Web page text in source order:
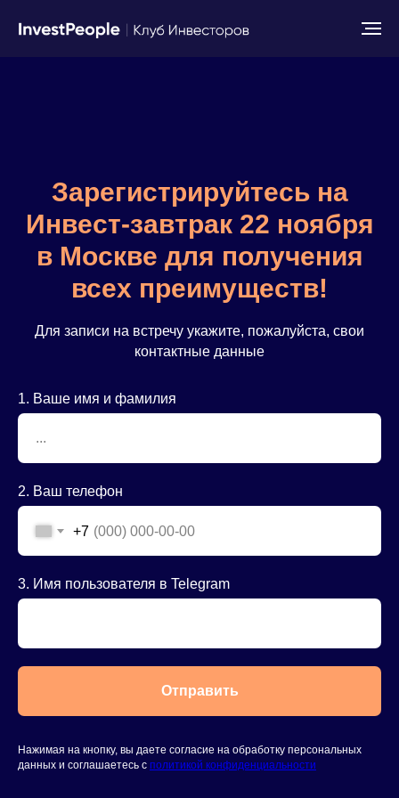
Зарегистрируйтесь на
Инвест-завтрак 22 ноября
в Москве для получения
всех преимуществ!
Для записи на встречу укажите, пожалуйста, свои
контактные данные
1. Ваше имя и фамилия
2. Ваш телефон
+7
3. Имя пользователя в Telegram
Отправить
Нажимая на кнопку, вы даете согласие на обработку персональных
данных и соглашаетесь c политикой конфиденциальности